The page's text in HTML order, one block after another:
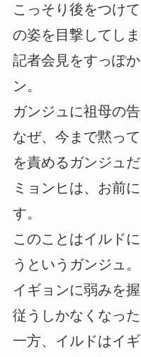
こっそり後をつけ
の姿を目撃してしま
記者会見をすっぽ
ン。
ガンジュに祖母の
なぜ、今まで黙っ
を責めるガンジュだ
ミョンヒは、お前
す。
このことはイルド
うというガンジュ。
イギョンに弱みを
従うしかなくなった
一方、イルドはイ